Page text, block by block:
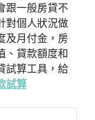
跟一般房貸不
對個人狀況做
及月付金，房
、貸款額度和
試算工具，給
試算